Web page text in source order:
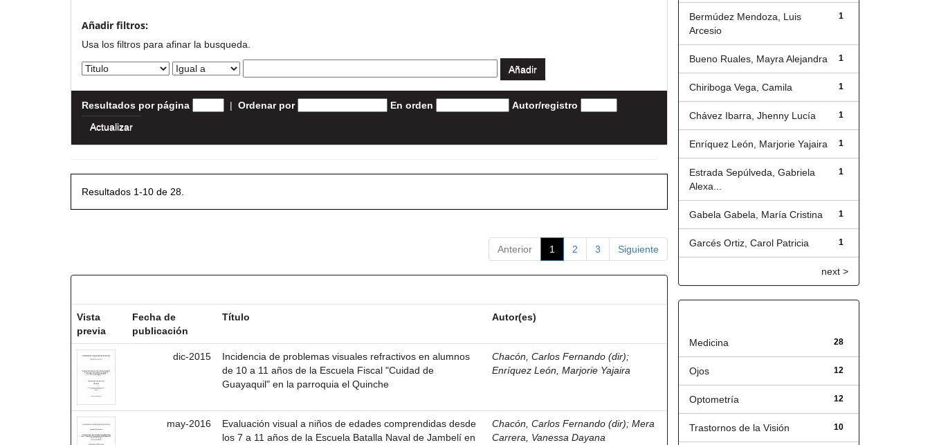
Añadir filtros:
Usa los filtros para afinar la busqueda.
Resultados por página | Ordenar por En orden Autor/registro
Resultados 1-10 de 28.
Anterior 1 2 3 Siguiente
Vista
previa
Fecha de
publicación
Título Autor(es)
dic-2015
Incidencia de problemas visuales refractivos en alumnos
de 10 a 11 años de la Escuela Fiscal "Cuidad de
Guayaquil" en la parroquia el Quinche
Chacón, Carlos Fernando (dir);
Enríquez León, Marjorie Yajaira
may-2016
Evaluación visual a niños de edades comprendidas desde
los 7 a 11 años de la Escuela Batalla Naval de Jambelí en
Chacón, Carlos Fernando (dir);Mera
Carrera, Vanessa Dayana
1
Bermúdez Mendoza, Luis
Arcesio
1
Bueno Ruales, Mayra Alejandra
1
Chiriboga Vega, Camila
1
Chávez Ibarra, Jhenny Lucía
1
Enríquez León, Marjorie Yajaira
1
Estrada Sepúlveda, Gabriela
Alexa...
1
Gabela Gabela, María Cristina
1
Garcés Ortiz, Carol Patricia
next >
28
Medicina
12
Ojos
12
Optometría
10
Trastornos de la Visión